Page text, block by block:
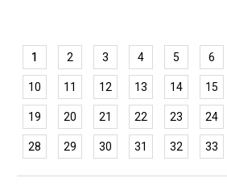
1 2 3 4 5 6
10 11 12 13 14 15
19 20 21 22 23 24
28 29 30 31 32 33